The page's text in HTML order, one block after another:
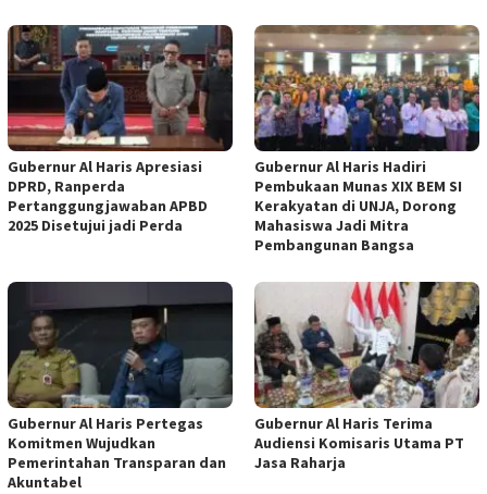
Gubernur Al Haris Apresiasi
DPRD, Ranperda
Pertanggungjawaban APBD
2025 Disetujui jadi Perda
Gubernur Al Haris Hadiri
Pembukaan Munas XIX BEM SI
Kerakyatan di UNJA, Dorong
Mahasiswa Jadi Mitra
Pembangunan Bangsa
Gubernur Al Haris Pertegas
Komitmen Wujudkan
Pemerintahan Transparan dan
Akuntabel
Gubernur Al Haris Terima
Audiensi Komisaris Utama PT
Jasa Raharja